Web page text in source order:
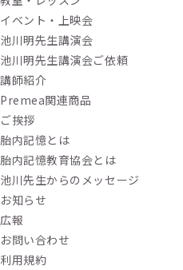
イベント・上映会
池川明先生講演会
池川明先生講演会ご依頼
講師紹介
Premea関連商品
ご挨拶
胎内記憶とは
胎内記憶教育協会とは
池川先生からのメッセージ
お知らせ
広報
お問い合わせ
利用規約